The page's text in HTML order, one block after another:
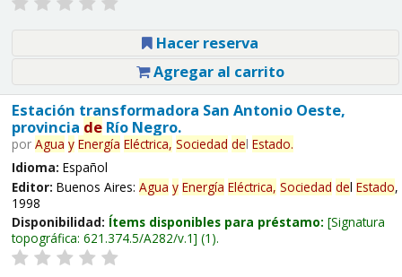
Hacer reserva
Agregar al carrito
Estación transformadora San Antonio Oeste,
provincia deRío Negro.
por Agua y Energía Eléctrica, Sociedad del Estado.
Idioma: Español
Editor: Buenos Aires: Agua y Energía Eléctrica, Sociedad del Estado,
1998
Disponibilidad: Ítems disponibles para préstamo: Signatura
topográfica: 621.374.5/A282/v.1 (1).